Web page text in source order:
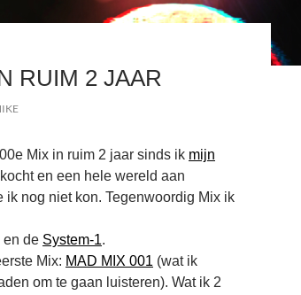
RUIM 2 JAAR
Mix in ruim 2 jaar sinds ik mijn
kocht en een hele wereld aan
nog niet kon. Tegenwoordig Mix ik
en de System-1.
Mix: MAD MIX 001 (wat ik
om te gaan luisteren). Wat ik 2